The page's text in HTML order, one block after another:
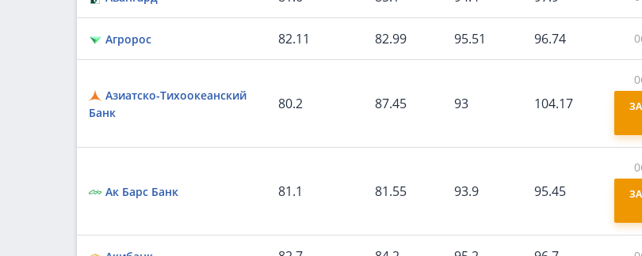
Агророс 82.11 82.99 95.51 96.74
Азиатско-Тихоокеанский
Банк
80.2 87.45 93 104.17
Ак Барс Банк 81.1 81.55 93.9 95.45